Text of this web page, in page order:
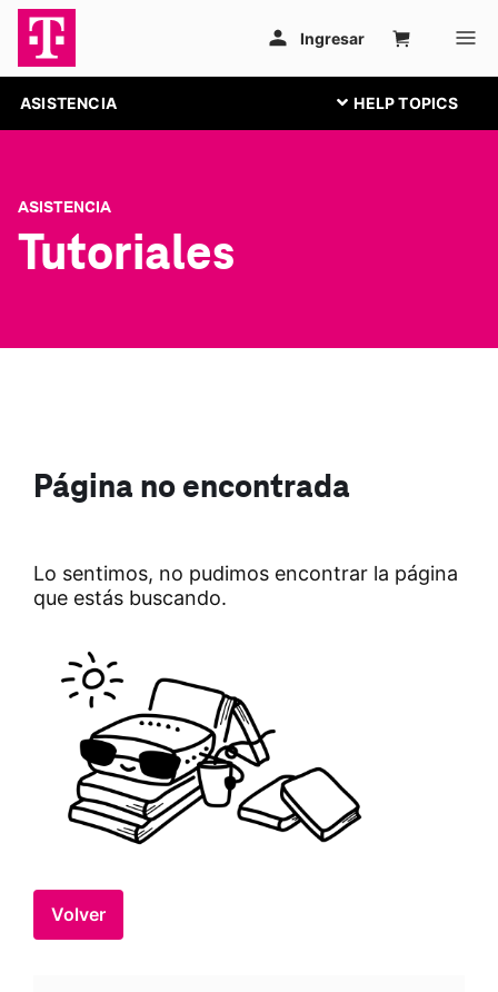
ASISTENCIA
ASISTENCIA
Tutoriales